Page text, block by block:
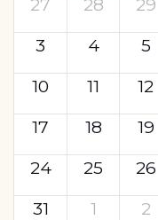
27 28 29
3
4 5
10
11 12
17
18 19
24
25 26
31
1 2